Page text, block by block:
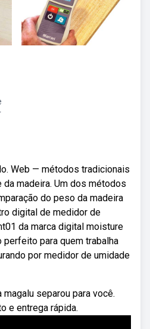
Web — métodos tradicionais
madeira. Um dos métodos
do peso da madeira
digital de medidor de
da marca digital moisture
para quem trabalha
por medidor de umidade
separou para você.
e entrega rápida.